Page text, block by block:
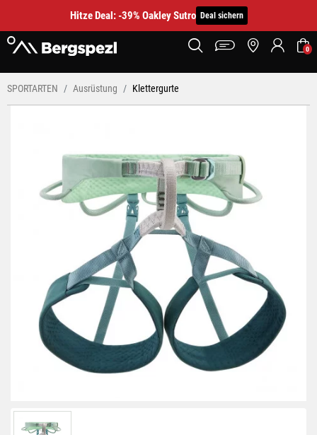
Hitze Deal: -39% Oakley Sutro Deal sichern
0
SPORTARTEN Ausrüstung Klettergurte